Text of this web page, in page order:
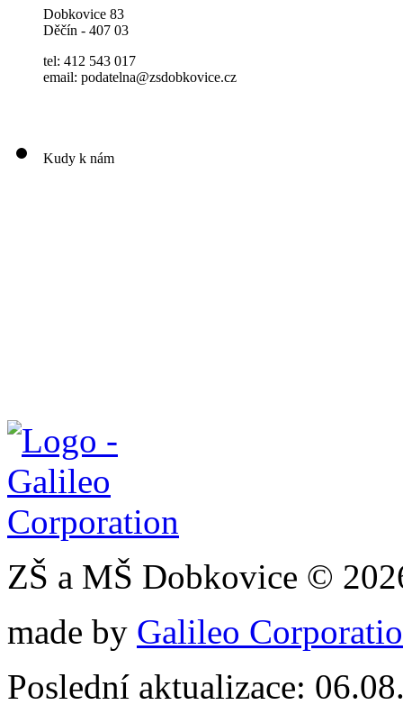
Dobkovice 83
Děčín - 407 03
tel: 412 543 017
email: podatelna@zsdobkovice.cz
Kudy k nám
ZŠ a MŠ Dobkovice ©
made by Galileo
Poslední aktualizace: